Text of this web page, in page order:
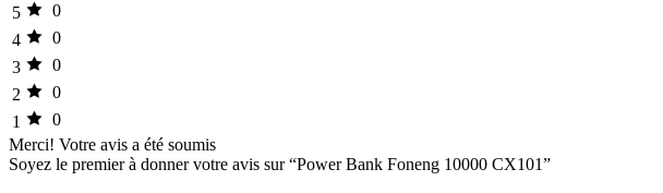
5
0
4
0
3
0
2
0
1
0
Merci! Votre avis a été soumis
Soyez le premier à donner votre avis sur “Power Bank Foneng 10000 CX101”